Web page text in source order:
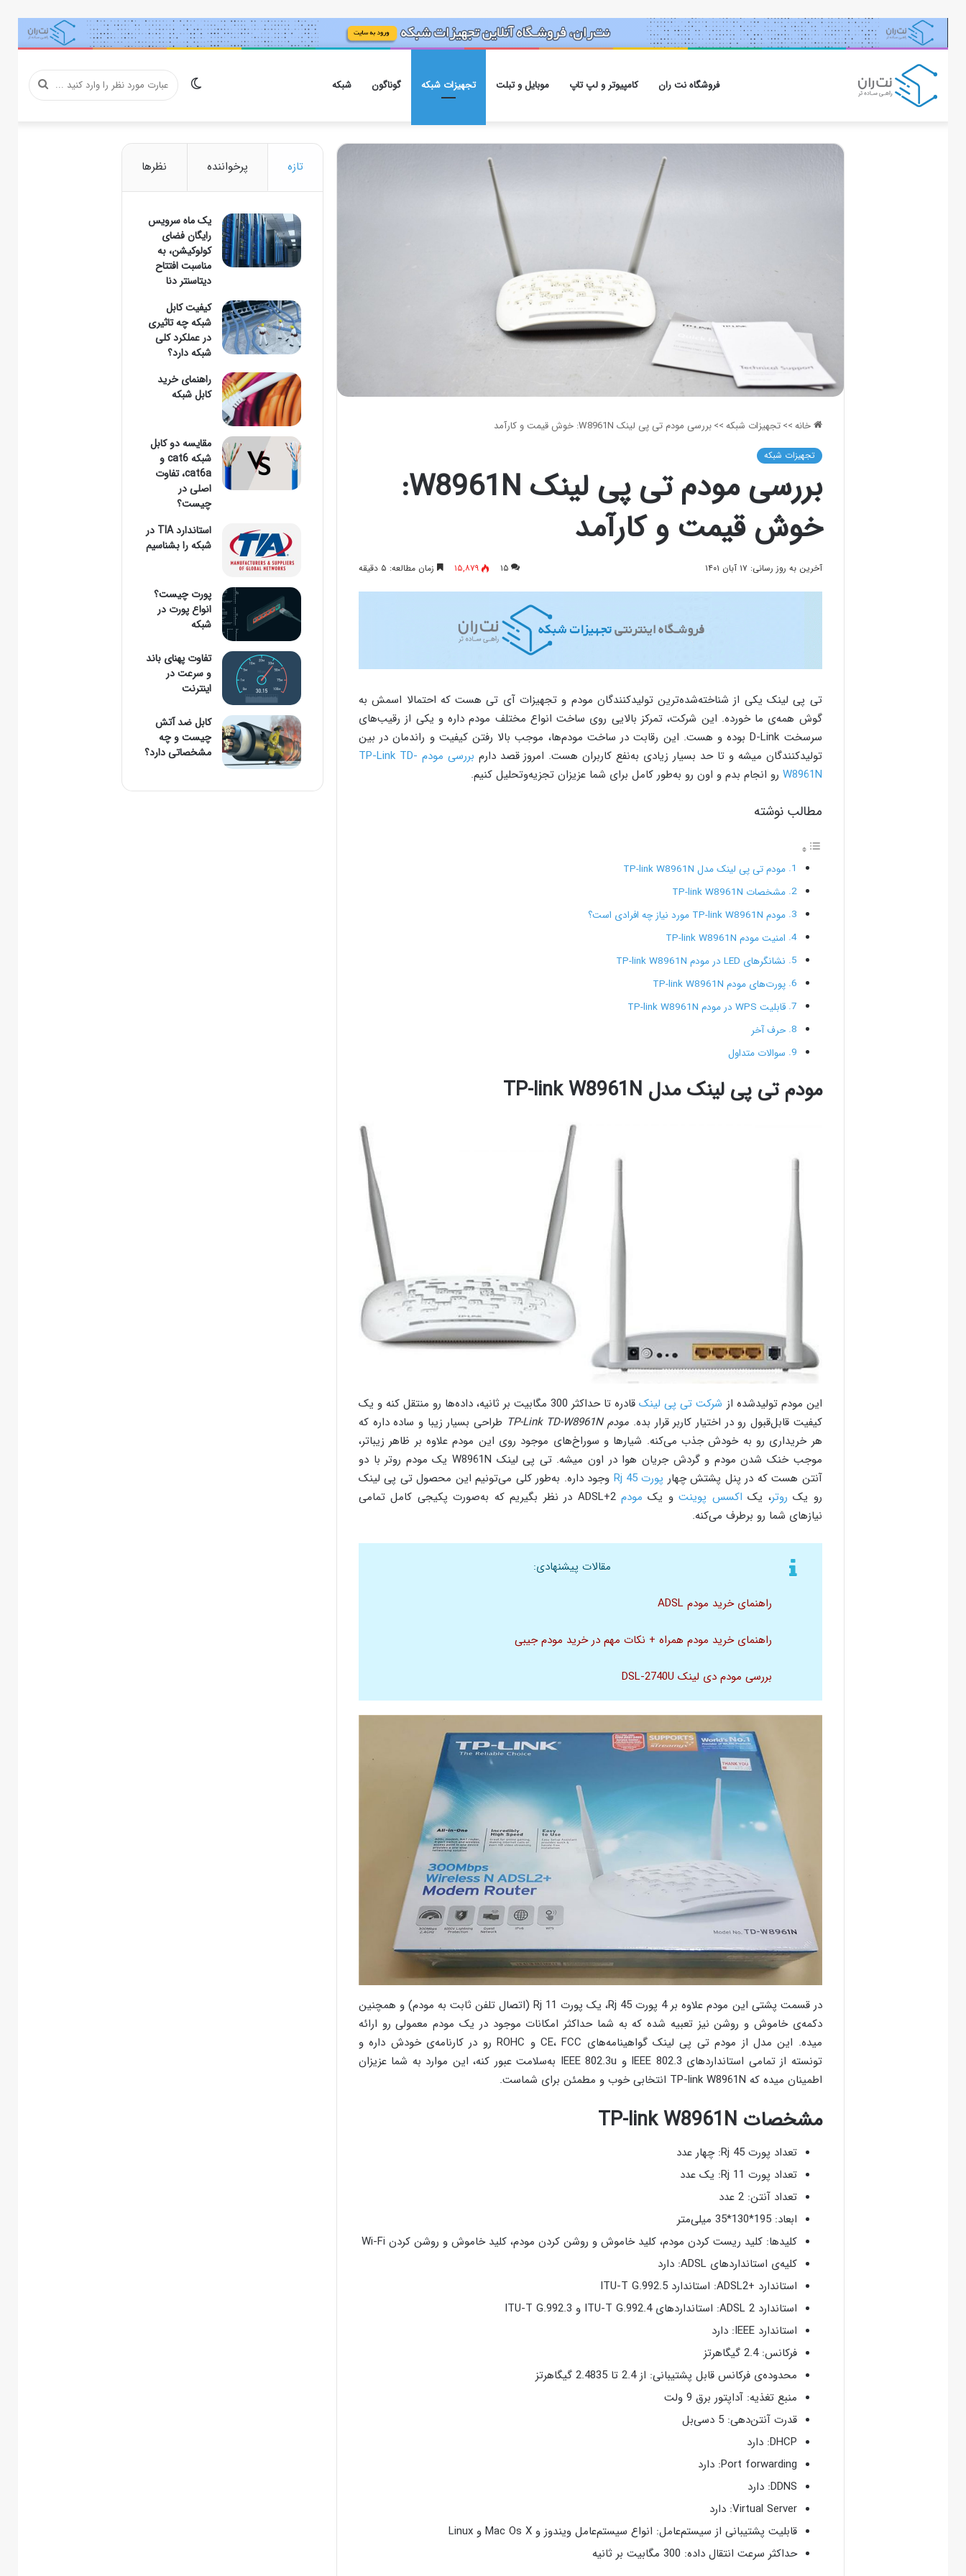
فروشگاه نت ران کامپیوتر و لپ تاپ موبایل و تبلت تجهیزات شبکه گوناگون شبکه عبارت تغییر
خانه>> تجهیزات شبکه>> بررسی مودم تی پی لینک W8961N: خوش قیمت و کارآمد
تجهیزات شبکه
بررسی مودم تی پی لینک W8961N:
خوش قیمت و کارآمد
آخرین به روز رسانی: ۱۷ آبان ۱۴۰۱ ۱۵ ۱۵,۸۷۹ زمان مطالعه: ۵ دقیقه
تی پی لینک یکی از شناخته‌شده‌ترین تولید‌‌کنندگان مودم و تجهیزات آی ­تی هست که احتمالا اسمش به
گوش همه‌ی ما خورده. این شرکت، تمرکز بالایی روی ساخت انواع مختلف مودم داره و یکی از رقیب‌های
سرسخت D-Link بوده و هست. این رقابت در ساخت مودم‌ها، موجب بالا رفتن کیفیت و راندمان در بین
تولیدکنندگان میشه و تا حد بسیار زیادی به‌نفع کاربران هست. امروز قصد دارم
بررسی مودم TP-Link TD-
W8961N رو انجام بدم و اون رو به‌طور کامل برای شما عزیزان تجزیه‌و‌تحلیل کنیم.
مطالب نوشته
مودم تی پی لینک مدل TP-link W8961N
مشخصات TP-link W8961N
مودم TP-link W8961N مورد نیاز چه افرادی است؟
امنیت مودم TP-link W8961N
نشانگرهای LED در مودم TP-link W8961N
پورت­‌های مودم TP-link W8961N
قابلیت WPS در مودم TP-link W8961N
حرف آخر
سوالات متداول
مودم تی پی لینک مدل TP-link W8961N
این مودم تولیدشده از شرکت تی پی لینک
قادره تا حداکثر 300 مگابیت بر ثانیه، داده‌ها رو منتقل کنه و یک
کیفیت قابل‌قبول رو در اختیار کاربر قرار بده. مودم TP-Link TD-W8961N
طراحی بسیار زیبا و ساده داره که
هر خریداری رو به خودش جذب می‌کنه. شیا‌ر‌ها و سوراخ‌های موجود روی این مودم علاوه بر ظاهر زیبا‌تر،
موجب خنک شدن مودم و گردش جریان هوا در اون میشه. تی پی لینک W8961N یک مودم روتر با دو
آنتن هست که در پنل پشتش چهار پورت Rj 45
وجود داره. به‌طور کلی می‌تونیم این محصول تی پی لینک
رو یک روتر، یک اکسس پوینتو یک مودم
ADSL+2 در نظر بگیریم که به‌صورت پکیجی کامل تمامی
نیاز‌های شما رو برطرف می‌کنه.
مقالات پیشنهادی:
راهنمای خرید مودم ADSL
راهنمای خرید مودم همراه + نکات مهم در خرید مودم جیبی
بررسی مودم دی لینک DSL-2740U
در قسمت پشتی این مودم علاوه بر 4 پورت Rj 45، یک پورت Rj 11 (اتصال تلفن ثابت به مودم) و هم­چنین
دکمه‌ی خاموش و روشن نیز تعبیه‌ شده که به شما حداکثر امکانات موجود در یک مودم معمولی رو ارائه
میده. این مدل از مودم تی پی لینک گواهینامه­‌های CE، FCC و ROHC رو در کارنامه‌ی خودش داره و
تونسته از تمامی استانداردهای IEEE 802.3 و IEEE 802.3u به‌سلامت عبور کنه، این موارد به شما عزیزان
اطمینان میده که TP-link W8961N انتخابی خوب و مطمئن برای شما‌ست.
مشخصات TP-link W8961N
تعداد پورت Rj 45: چهار عدد
تعداد پورت Rj 11: یک عدد
تعداد آنتن: 2 عدد
ابعاد: 195*130*35 میلی‌متر
کلید‌ها: کلید ریست کردن مودم، کلید خاموش و روشن کردن مودم، کلید خاموش و روشن کردن Wi-Fi
کلیه‌ی استاندارد‌‌های ADSL: دارد
استاندارد‌ +ADSL2: استاندارد ITU-T G.992.5
استاندارد‌ ADSL 2: استانداردهای ITU-T G.992.4 و ITU-T G.992.3
استاندارد IEEE: دارد
فرکانس: 2.4 گیگاهرتز
محدوده‌ی فرکانس قابل پشتیبانی: از 2.4 تا 2.4835 گیگاهرتز
منبع تغذیه: آداپتور برق 9 ولت
قدرت آنتن‌دهی: 5 دسی‌بل
DHCP: دارد
Port forwarding: دارد
DDNS: دارد
Virtual Server: دارد
قابلیت پشتیبانی از سیستم‌عامل: انواع سیستم‌عامل ویندوز و Mac Os X و Linux
حداکثر سرعت انتقال داده: 300 مگابیت بر ثانیه
تازه پرخواننده نظرها
یک ماه سرویس
رایگان فضای
کولوکیشن، به
مناسبت افتتاح
دیتاسنتر دنا
کیفیت کابل
شبکه چه تاثیری
در عملکرد کلی
شبکه دارد؟
راهنمای خرید
کابل شبکه
مقایسه دو کابل
شبکه cat6 و
cat6a، تفاوت
اصلی در
چیست؟
استاندارد TIA در
شبکه را بشناسیم
پورت چیست؟
انواع پورت در
شبکه
تفاوت پهنای باند
و سرعت در
اینترنت
کابل ضد آتش
چیست و چه
مشخصاتی دارد؟